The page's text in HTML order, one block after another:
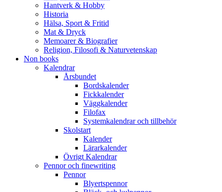
Hantverk & Hobby
Historia
Hälsa, Sport & Fritid
Mat & Dryck
Memoarer & Biografier
Religion, Filosofi & Naturvetenskap
Non books
Kalendrar
Årsbundet
Bordskalender
Fickkalender
Väggkalender
Filofax
Systemkalendrar och tillbehör
Skolstart
Kalender
Lärarkalender
Övrigt Kalendrar
Pennor och finewriting
Pennor
Blyertspennor